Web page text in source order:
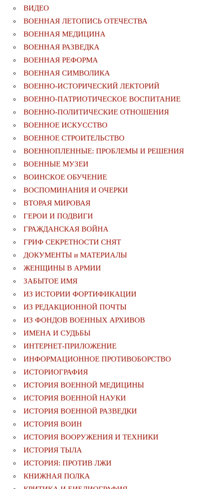
ВИДЕО
ВОЕННАЯ ЛЕТОПИСЬ ОТЕЧЕСТВА
ВОЕННАЯ МЕДИЦИНА
ВОЕННАЯ РАЗВЕДКА
ВОЕННАЯ РЕФОРМА
ВОЕННАЯ СИМВОЛИКА
ВОЕННО-ИСТОРИЧЕСКИЙ ЛЕКТОРИЙ
ВОЕННО-ПАТРИОТИЧЕСКОЕ ВОСПИТАНИЕ
ВОЕННО-ПОЛИТИЧЕСКИE ОТНОШЕНИЯ
ВОЕННОЕ ИСКУССТВО
ВОЕННОЕ СТРОИТЕЛЬСТВО
ВОЕННОПЛЕННЫЕ: ПРОБЛЕМЫ И РЕШЕНИЯ
ВОЕННЫЕ МУЗЕИ
ВОИНСКОЕ ОБУЧЕНИЕ
ВОСПОМИНАНИЯ И ОЧЕРКИ
ВТОРАЯ МИРОВАЯ
ГЕРОИ И ПОДВИГИ
ГРАЖДАНСКАЯ ВОЙНА
ГРИФ СЕКРЕТНОСТИ СНЯТ
ДОКУМЕНТЫ и МАТЕРИАЛЫ
ЖЕНЩИНЫ В АРМИИ
ЗАБЫТОЕ ИМЯ
ИЗ ИСТОРИИ ФОРТИФИКАЦИИ
ИЗ РЕДАКЦИОННОЙ ПОЧТЫ
ИЗ ФОНДОВ ВОЕННЫХ АРХИВОВ
ИМЕНА И СУДЬБЫ
ИНТЕРНЕТ-ПРИЛОЖЕНИЕ
ИНФОРМАЦИОННОЕ ПРОТИВОБОРСТВО
ИСТОРИОГРАФИЯ
ИСТОРИЯ ВОЕННОЙ МЕДИЦИНЫ
ИСТОРИЯ ВОЕННОЙ НАУКИ
ИСТОРИЯ ВОЕННОЙ РАЗВЕДКИ
ИСТОРИЯ ВОИН
ИСТОРИЯ ВООРУЖЕНИЯ И ТЕХНИКИ
ИСТОРИЯ ТЫЛА
ИСТОРИЯ: ПРОТИВ ЛЖИ
КНИЖНАЯ ПОЛКА